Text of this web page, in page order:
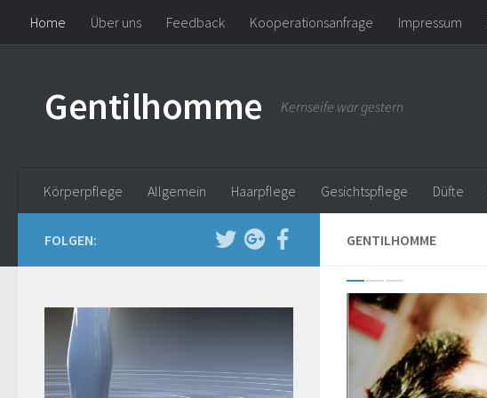
Home Über uns Feedback Kooperationsanfrage Impressum
Gentilhomme Kernseife war gestern
Körperpflege Allgemein Haarpflege Gesichtspflege Düfte
GENTILHOMME
FOLGEN: